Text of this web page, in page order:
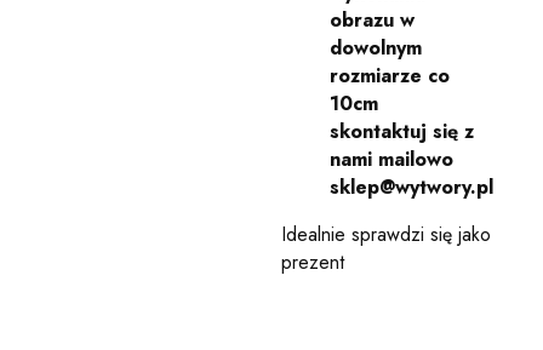
obrazu w
dowolnym
rozmiarze co
10cm
skontaktuj się z
nami mailowo
sklep@wytwory.pl
Idealnie sprawdzi się jako
prezent